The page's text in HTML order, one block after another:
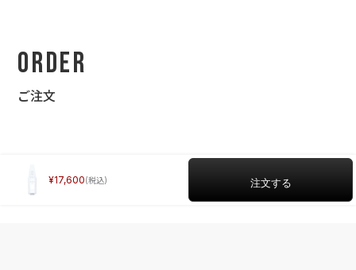
Order
ご注文
17,600